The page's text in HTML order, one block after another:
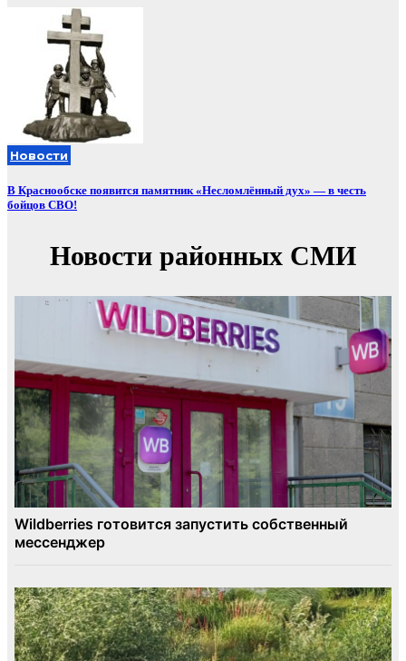
Новости
В Краснообске появится памятник «Несломлённый дух» — в честь
бойцов СВО!